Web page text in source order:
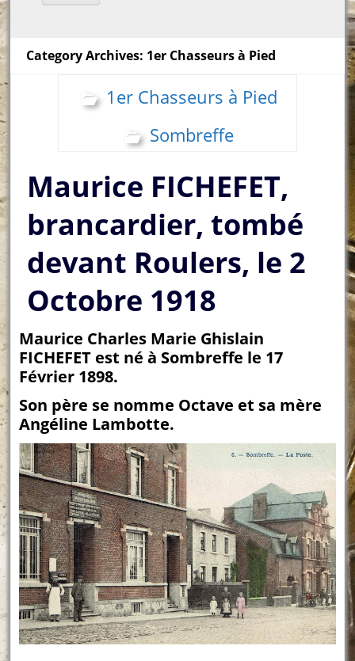
Category Archives: 1er Chasseurs à Pied
1er Chasseurs à Pied
Sombreffe
Maurice FICHEFET,
brancardier, tombé
devant Roulers, le 2
Octobre 1918
Maurice Charles Marie Ghislain
FICHEFET est né à Sombreffe le 17
Février 1898.
Son père se nomme Octave et sa mère
Angéline Lambotte.